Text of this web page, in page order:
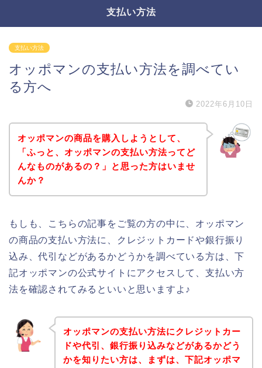
支払い方法
支払い方法
オッポマンの支払い方法を調べてい
る方へ
2022年6月10日
オッポマンの商品を購入しようとして、
「ふっと、オッポマンの支払い方法ってど
んなものがあるの？」と思った方はいませ
んか？
もしも、こちらの記事をご覧の方の中に、オッポマン
の商品の支払い方法に、クレジットカードや銀行振り
込み、代引などがあるかどうかを調べている方は、下
記オッポマンの公式サイトにアクセスして、支払い方
法を確認されてみるといいと思いますよ♪
オッポマンの支払い方法にクレジットカー
ドや代引、銀行振り込みなどがあるかどう
かを知りたい方は、まずは、下記オッポマ